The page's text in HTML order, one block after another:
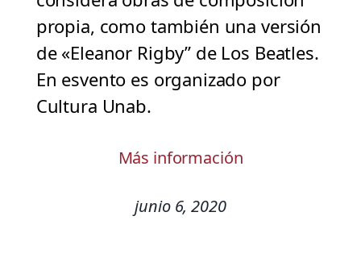
propia, como también una versión
de «Eleanor Rigby” de Los Beatles.
En esvento es organizado por
Cultura Unab.
Más información
junio 6, 2020